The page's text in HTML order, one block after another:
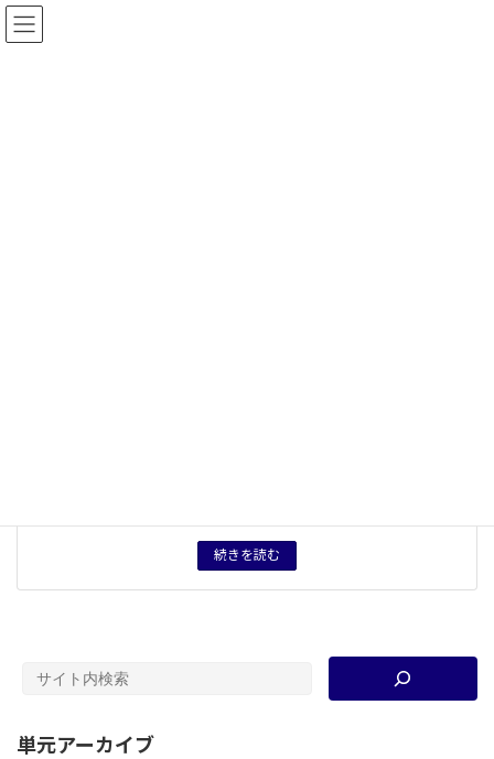
コ
ン
ナ
ビ
教材共有サイト2.0−高大連携歴史教育研究
続きを読む
単元アーカイブ